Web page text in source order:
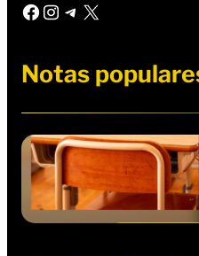
Facebook
Instagram Telegram X
Notas